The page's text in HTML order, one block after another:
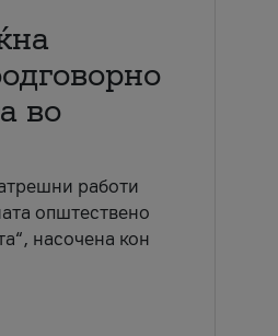
во
работи
општествено
насочена кон